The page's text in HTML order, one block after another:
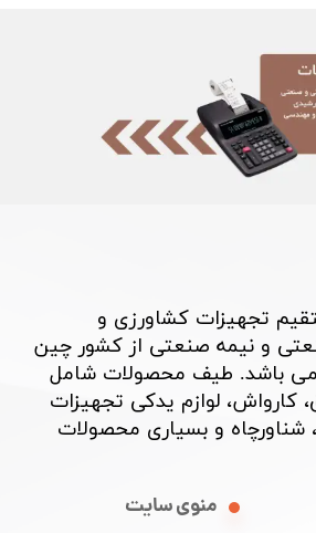
تجهیزات کشاورزی و
و نیمه صنعتی از کشور چین
می باشد. طیف محصولات شامل
کارواش، لوازم یدکی تجهیزات
شناورچاه و بسیاری محصولات
منوی سایت